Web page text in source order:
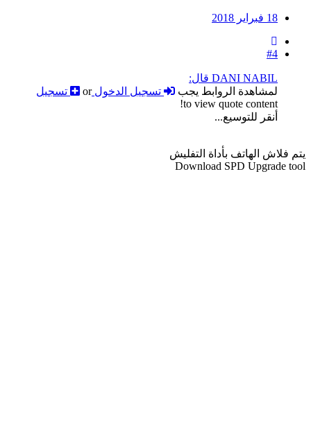
18 فبراير 2018
#4
DANI NABIL قال:
لمشاهدة الروابط يجب
تسجيل الدخولor
تسجيل
to view quote content!
أنقر للتوسيع...
يتم فلاش الهاتف بأداة التفليش
Download SPD Upgrade tool